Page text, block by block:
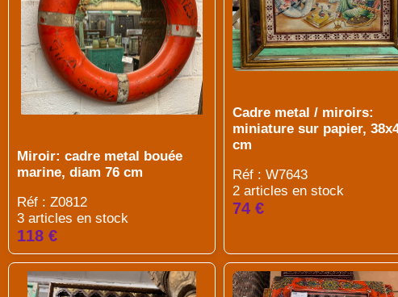
Miroir: cadre metal bouée
marine, diam 76 cm
Réf : Z0812
3 articles en stock
118 €
Cadre metal / miroirs:
miniature sur papier,
cm
Réf : W7643
2 articles en stock
74 €